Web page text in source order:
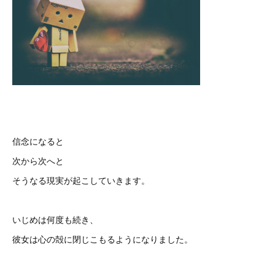
信念になると
次から次へと
そうなる現実が起こしていきます。
いじめは何度も続き、
彼女は心の殻に閉じこもるようになりました。